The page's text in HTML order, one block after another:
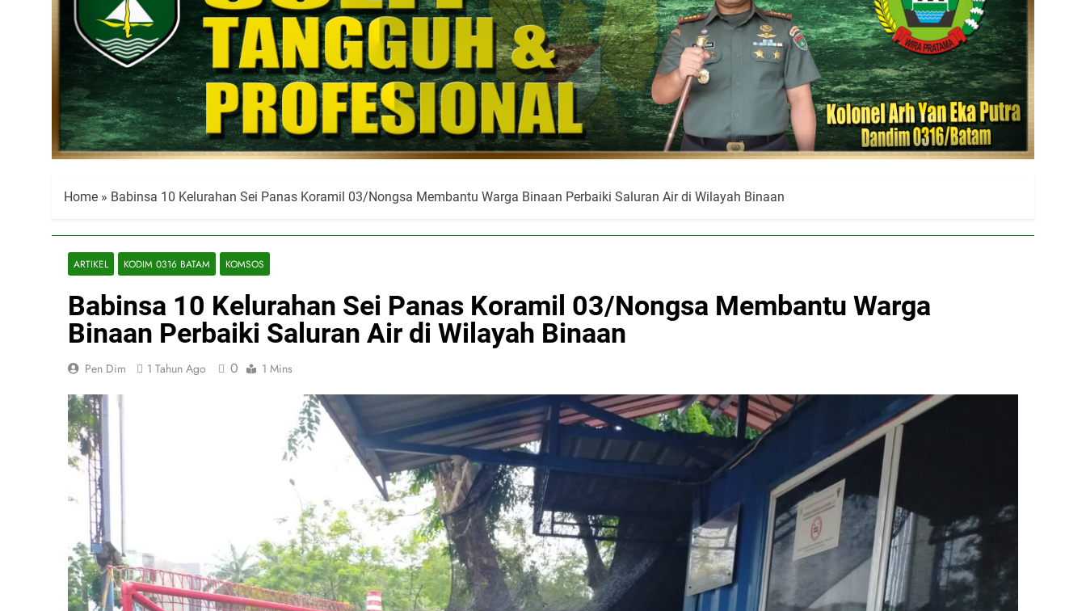
Home » Babinsa 10 Kelurahan Sei Panas Koramil 03/Nongsa Membantu Warga Binaan Perbaiki Saluran Air di Wilayah Binaan
ARTIKEL KODIM 0316 BATAM KOMSOS
Babinsa 10 Kelurahan Sei Panas Koramil 03/Nongsa Membantu Warga
Binaan Perbaiki Saluran Air di Wilayah Binaan
Pen Dim 1 Tahun Ago 0 1 Mins